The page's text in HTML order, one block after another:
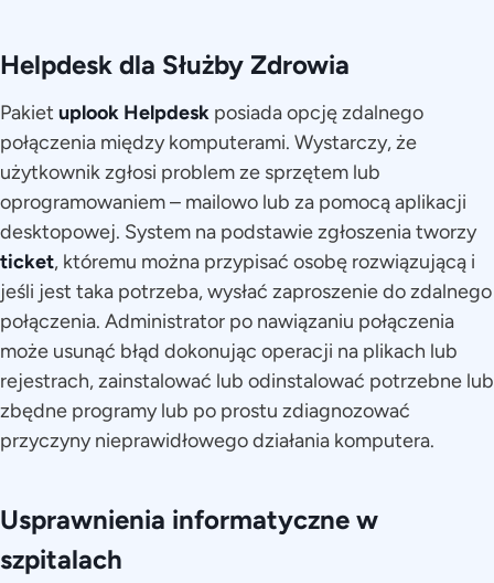
Helpdesk dla Służby Zdrowia
Pakiet uplook Helpdesk posiada opcję zdalnego
połączenia między komputerami. Wystarczy, że
użytkownik zgłosi problem ze sprzętem lub
oprogramowaniem – mailowo lub za pomocą aplikacji
desktopowej. System na podstawie zgłoszenia tworzy
ticket, któremu można przypisać osobę rozwiązującą i
jeśli jest taka potrzeba, wysłać zaproszenie do zdalnego
połączenia. Administrator po nawiązaniu połączenia
może usunąć błąd dokonując operacji na plikach lub
rejestrach, zainstalować lub odinstalować potrzebne lub
zbędne programy lub po prostu zdiagnozować
przyczyny nieprawidłowego działania komputera.
Usprawnienia informatyczne w
szpitalach